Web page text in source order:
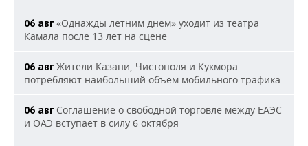
06 авг «Однажды летним днем» уходит из театра
Камала после 13 лет на сцене
06 авг Жители Казани, Чистополя и Кукмора
потребляют наибольший объем мобильного трафика
06 авг Соглашение о свободной торговле между ЕАЭС
и ОАЭ вступает в силу 6 октября